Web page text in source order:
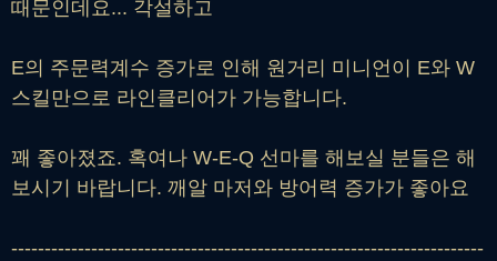
때문인데요... 각설하고
E의 주문력계수 증가로 인해 원거리 미니언이 E와 W
스킬만으로 라인클리어가 가능합니다.
꽤 좋아졌죠. 혹여나 W-E-Q 선마를 해보실 분들은 해
보시기 바랍니다. 깨알 마저와 방어력 증가가 좋아요
-----------------------------------------------------------------------